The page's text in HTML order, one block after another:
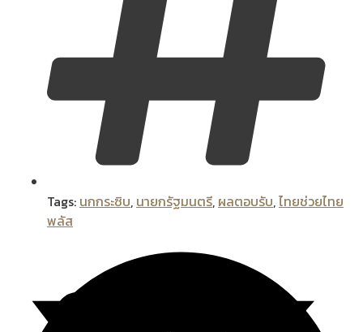
Tags: นกกระซิบ, นายกรัฐมนตรี, ผลตอบรับ,ไทยช่วยไทย
พลัส